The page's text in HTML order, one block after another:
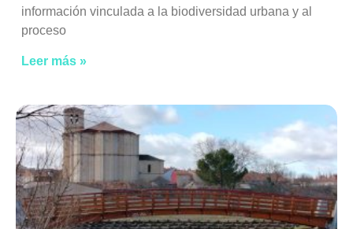
información vinculada a la biodiversidad urbana y al
proceso
Leer más »